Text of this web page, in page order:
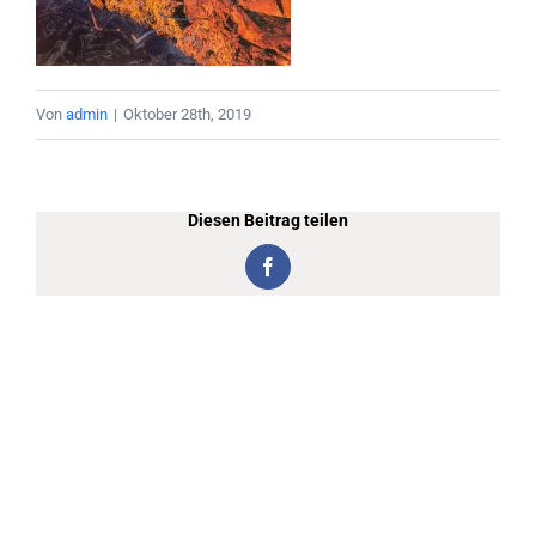
Von admin | Oktober 28th, 2019
Diesen Beitrag teilen
Facebook